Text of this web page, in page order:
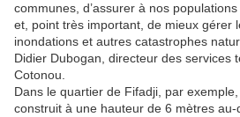
communes, d’assurer à nos
et, point très important, de mieux gérer
inondations et autres catastrophes
Didier Dubogan, directeur des services
Cotonou.
Dans le quartier de Fifadji, par
construit à une hauteur de 6 mètres